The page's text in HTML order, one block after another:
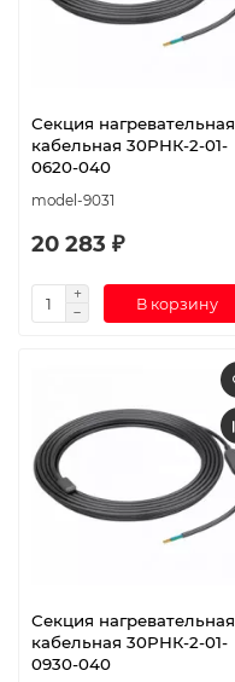
Секция нагревательная
кабельная 30РНК-2-01-
0620-040
model-9031
20 283 ₽
В корзину
Секция нагревательная
кабельная 30РНК-2-01-
0930-040